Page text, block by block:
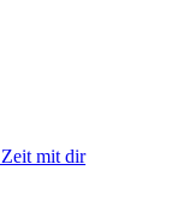
mit dir